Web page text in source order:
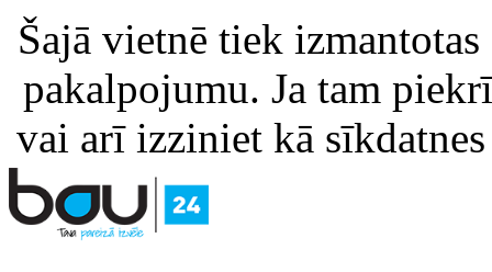
Šajā vietnē tiek
pakalpojumu. Ja tam
vai arī izziniet kā